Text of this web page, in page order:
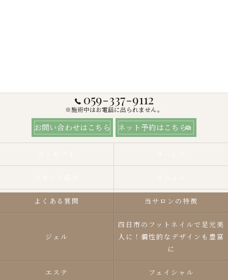
059-337-9112
※施術中はお電話に出られません。
お問い合わせはこちら ネット予約はこちら
よくある質問 当サロンの特徴
ジェル
四日市のフットネイルで足元美
人に！個性的なデザインも豊富
に
エステ フェイシャル